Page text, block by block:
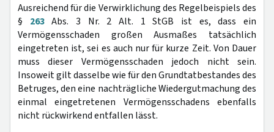
Ausreichend für die Verwirklichung des Regelbeispiels des
§ 263Abs. 3 Nr. 2 Alt. 1 StGB ist es, dass ein
Vermögensschaden großen Ausmaßes tatsächlich
eingetreten ist, sei es auch nur für kurze Zeit. Von Dauer
muss dieser Vermögensschaden jedoch nicht sein.
Insoweit gilt dasselbe wie für den Grundtatbestandes des
Betruges, den eine nachträgliche Wiedergutmachung des
einmal eingetretenen Vermögensschadens ebenfalls
nicht rückwirkend entfallen lässt.